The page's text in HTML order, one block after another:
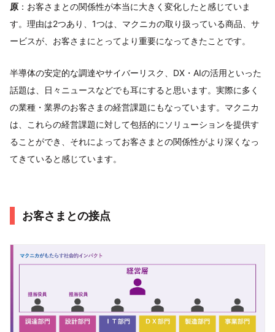
原 ：お客さまとの関係性が本当に大きく変化したと感じていま
す。理由は2つあり、1つは、マクニカの取り扱っている商品、サ
ービスが、お客さまにとってより重要になってきたことです。
半導体の安定的な調達やサイバーリスク、DX・AIの活用といった
話題は、日々ニュースなどでも耳にすると思います。実際に多く
の業種・業界のお客さまの経営課題にもなっています。マクニカ
は、これらの経営課題に対して包括的にソリューションを提供す
ることができ、それによってお客さまとの関係性がより深くなっ
てきていると感じています。
お客さまとの接点